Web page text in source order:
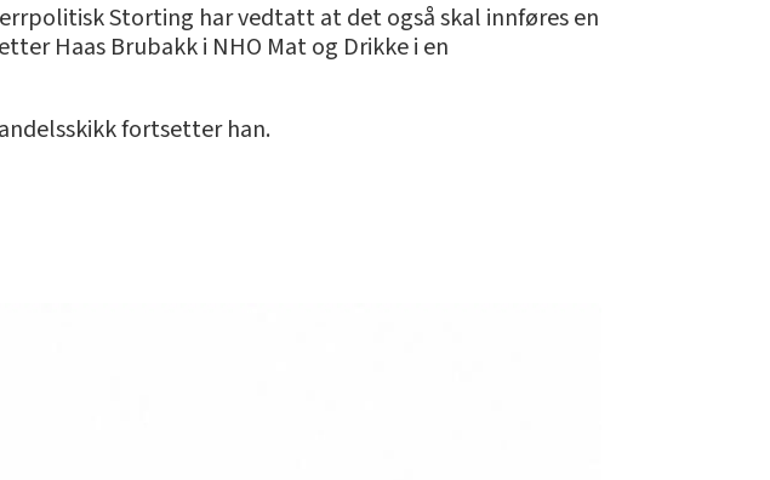
Storting har vedtatt at det også skal innføres en
Haas Brubakk i NHO Mat og Drikke i en
fortsetter han.